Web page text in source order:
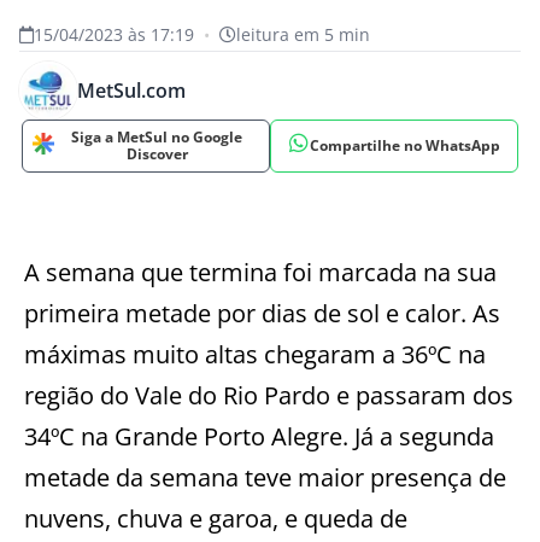
15/04/2023 às 17:19 • leitura em 5 min
MetSul.com
Siga a MetSul no Google
Discover
Compartilhe no WhatsApp
A semana que termina foi marcada na sua
primeira metade por dias de sol e calor. As
máximas muito altas chegaram a 36ºC na
região do Vale do Rio Pardo e passaram dos
34ºC na Grande Porto Alegre. Já a segunda
metade da semana teve maior presença de
nuvens, chuva e garoa, e queda de